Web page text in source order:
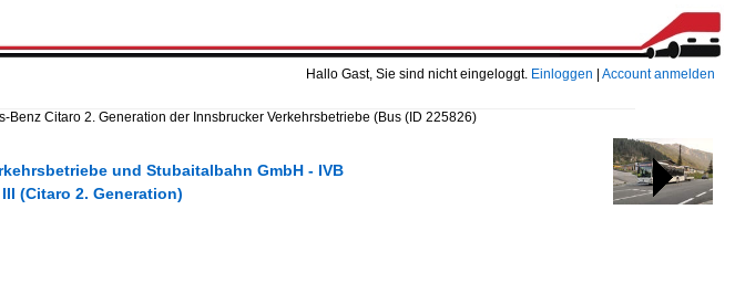
Hallo Gast, Sie sind nicht eingeloggt. Einloggen Account anmelden
Benz Citaro 2. Generation der Innsbrucker Verkehrsbetriebe (Bus (ID 225826)
und Stubaitalbahn GmbH - IVB
(Citaro 2. Generation)